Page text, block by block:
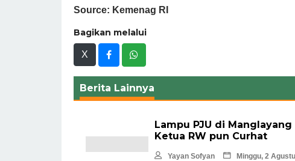
Source: Kemenag RI
Bagikan melalui
X
Berita Lainnya
Lampu PJU di
Ketua RW pun Curhat
Yayan Sofyan Minggu, 2